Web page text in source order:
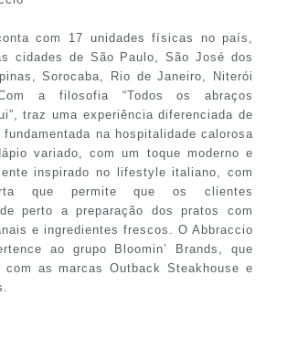
com 17 unidades físicas no país,
cidades de São Paulo, São José dos
Sorocaba, Rio de Janeiro, Niterói
a filosofia “Todos os abraços
traz uma experiência diferenciada de
na hospitalidade calorosa
variado, com um toque moderno e
inspirado no lifestyle italiano, com
que permite que os clientes
perto a preparação dos pratos com
e ingredientes frescos. O Abbraccio
ao grupo Bloomin’ Brands, que
com as marcas Outback Steakhouse e